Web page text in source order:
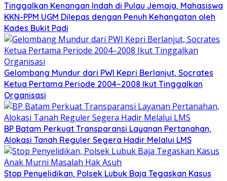
Tinggalkan Kenangan Indah di Pulau Jemaja, Mahasiswa
KKN-PPM UGM Dilepas dengan Penuh Kehangatan oleh
Kades Bukit Padi
Gelombang Mundur dari PWI Kepri Berlanjut, Socrates
Ketua Pertama Periode 2004–2008 Ikut Tinggalkan
Organisasi
BP Batam Perkuat Transparansi Layanan Pertanahan,
Alokasi Tanah Reguler Segera Hadir Melalui LMS
Stop Penyelidikan, Polsek Lubuk Baja Tegaskan Kasus